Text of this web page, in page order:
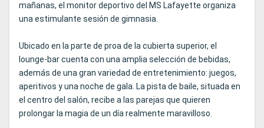
mañanas, el monitor deportivo del MS Lafayette organiza
una estimulante sesión de gimnasia.
Ubicado en la parte de proa de la cubierta superior, el
lounge-bar cuenta con una amplia selección de bebidas,
además de una gran variedad de entretenimiento: juegos,
aperitivos y una noche de gala. La pista de baile, situada en
el centro del salón, recibe a las parejas que quieren
prolongar la magia de un día realmente maravilloso.